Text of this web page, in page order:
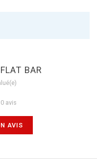
BAR
avis
AVIS